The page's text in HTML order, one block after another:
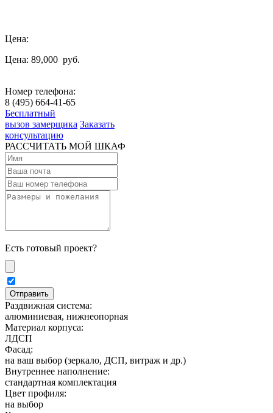
Цена:
Цена: 89,000 руб.
Номер телефона:
8 (495) 664-41-65
Бесплатный
вызов замерщика Заказать
консультацию
РАССЧИТАТЬ МОЙ ШКАФ
Есть готовый проект?
Раздвижная система:
алюминиевая, нижнеопорная
Материал корпуса:
ЛДСП
Фасад:
на ваш выбор (зеркало, ДСП, витраж и др.)
Внутреннее наполнение:
стандартная комплектация
Цвет профиля:
на выбор